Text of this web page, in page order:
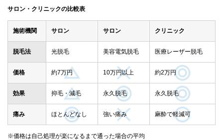
サロン・クリニックの比較表
施術機関 サロン サロン クリニック
脱毛法 光脱毛 美容電気脱毛 医療レーザー脱毛
価格 約7万円 10万円以上 約2万円
効果 抑毛・減毛 永久脱毛 永久脱毛
痛み ほとんどなし 強い痛み 麻酔で軽減可
※価格は自己処理が楽になるまで通った場合の平均